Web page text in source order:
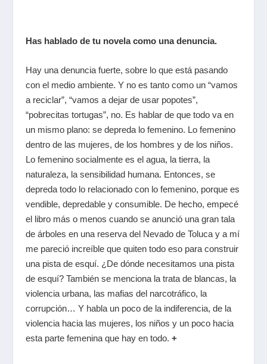
Has hablado de tu novela como una denuncia.
Hay una denuncia fuerte, sobre lo que está pasando
con el medio ambiente. Y no es tanto como un “vamos
a reciclar”, “vamos a dejar de usar popotes”,
“pobrecitas tortugas”, no. Es hablar de que todo va en
un mismo plano: se depreda lo femenino. Lo femenino
dentro de las mujeres, de los hombres y de los niños.
Lo femenino socialmente es el agua, la tierra, la
naturaleza, la sensibilidad humana. Entonces, se
depreda todo lo relacionado con lo femenino, porque es
vendible, depredable y consumible. De hecho, empecé
el libro más o menos cuando se anunció una gran tala
de árboles en una reserva del Nevado de Toluca y a mí
me pareció increíble que quiten todo eso para construir
una pista de esquí. ¿De dónde necesitamos una pista
de esquí? También se menciona la trata de blancas, la
violencia urbana, las mafias del narcotráfico, la
corrupción… Y habla un poco de la indiferencia, de la
violencia hacia las mujeres, los niños y un poco hacia
esta parte femenina que hay en todo. +